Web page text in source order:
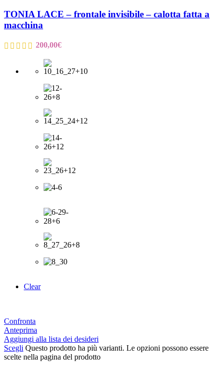
TONIA LACE – frontale invisibile – calotta fatta a
macchina
200,00€
Clear
Confronta
Anteprima
Aggiungi alla lista dei desideri
Scegli Questo prodotto ha più varianti. Le opzioni possono essere
scelte nella pagina del prodotto